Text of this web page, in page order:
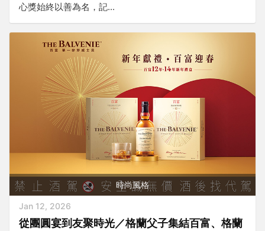
心獎始終以善為名，記...
時尚風格
Jan 12, 2026
從團圓宴到友聚時光／格蘭父子集結百富、格蘭